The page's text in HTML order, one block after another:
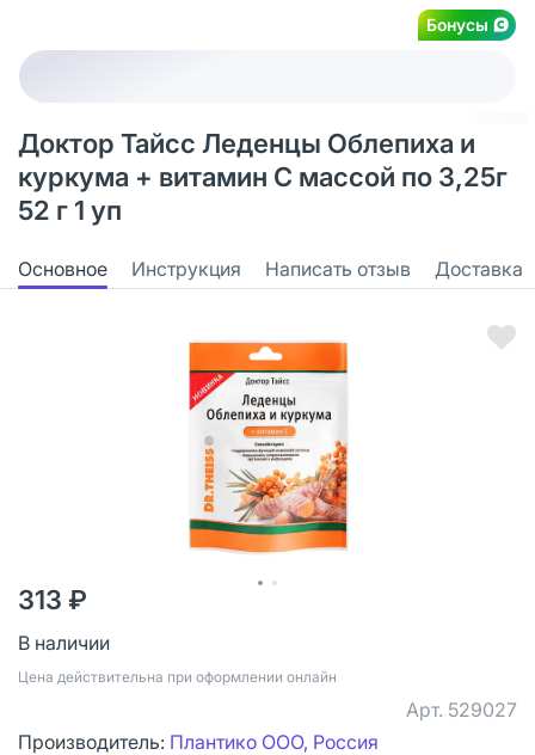
Бонусы
Доктор Тайсс Леденцы Облепиха и
куркума + витамин С массой по 3,25г
52 г 1 уп
Основное Инструкция Написать отзыв Доставка
313 ₽
В наличии
Цена действительна при оформлении онлайн
Арт. 529027
Производитель: Плантико ООО, Россия